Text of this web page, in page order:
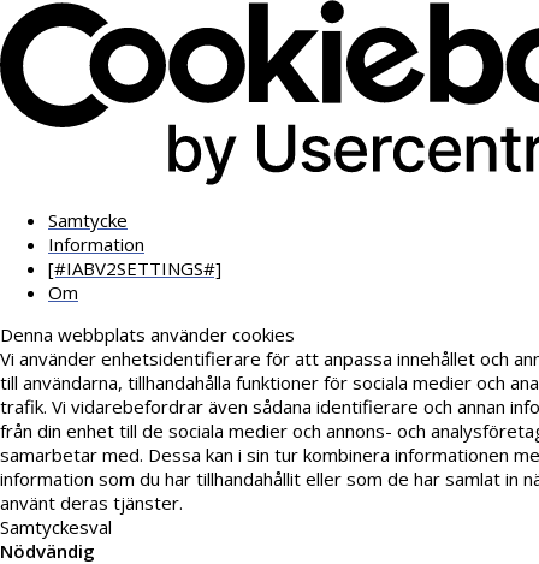
Samtycke
Information
[#IABV2SETTINGS#]
Om
Denna webbplats använder cookies
Vi använder enhetsidentifierare för att anpassa innehållet och
till användarna, tillhandahålla funktioner för sociala medier och
trafik. Vi vidarebefordrar även sådana identifierare och annan
från din enhet till de sociala medier och annons- och
samarbetar med. Dessa kan i sin tur kombinera informationen
information som du har tillhandahållit eller som de har samlat in
använt deras tjänster.
Samtyckesval
Nödvändig